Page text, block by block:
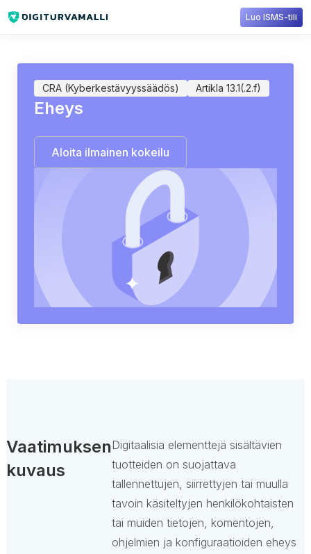
Luo ISMS-tili
CRA (Kyberkestävyyssäädös) Artikla 13.1(.2.f)
Eheys
Aloita ilmainen kokeilu
Vaatimuksen
kuvaus
Digitaalisia elementtejä sisältävien
tuotteiden on suojattava
tallennettujen, siirrettyjen tai muulla
tavoin käsiteltyjen henkilökohtaisten
tai muiden tietojen, komentojen,
ohjelmien ja konfiguraatioiden eheys